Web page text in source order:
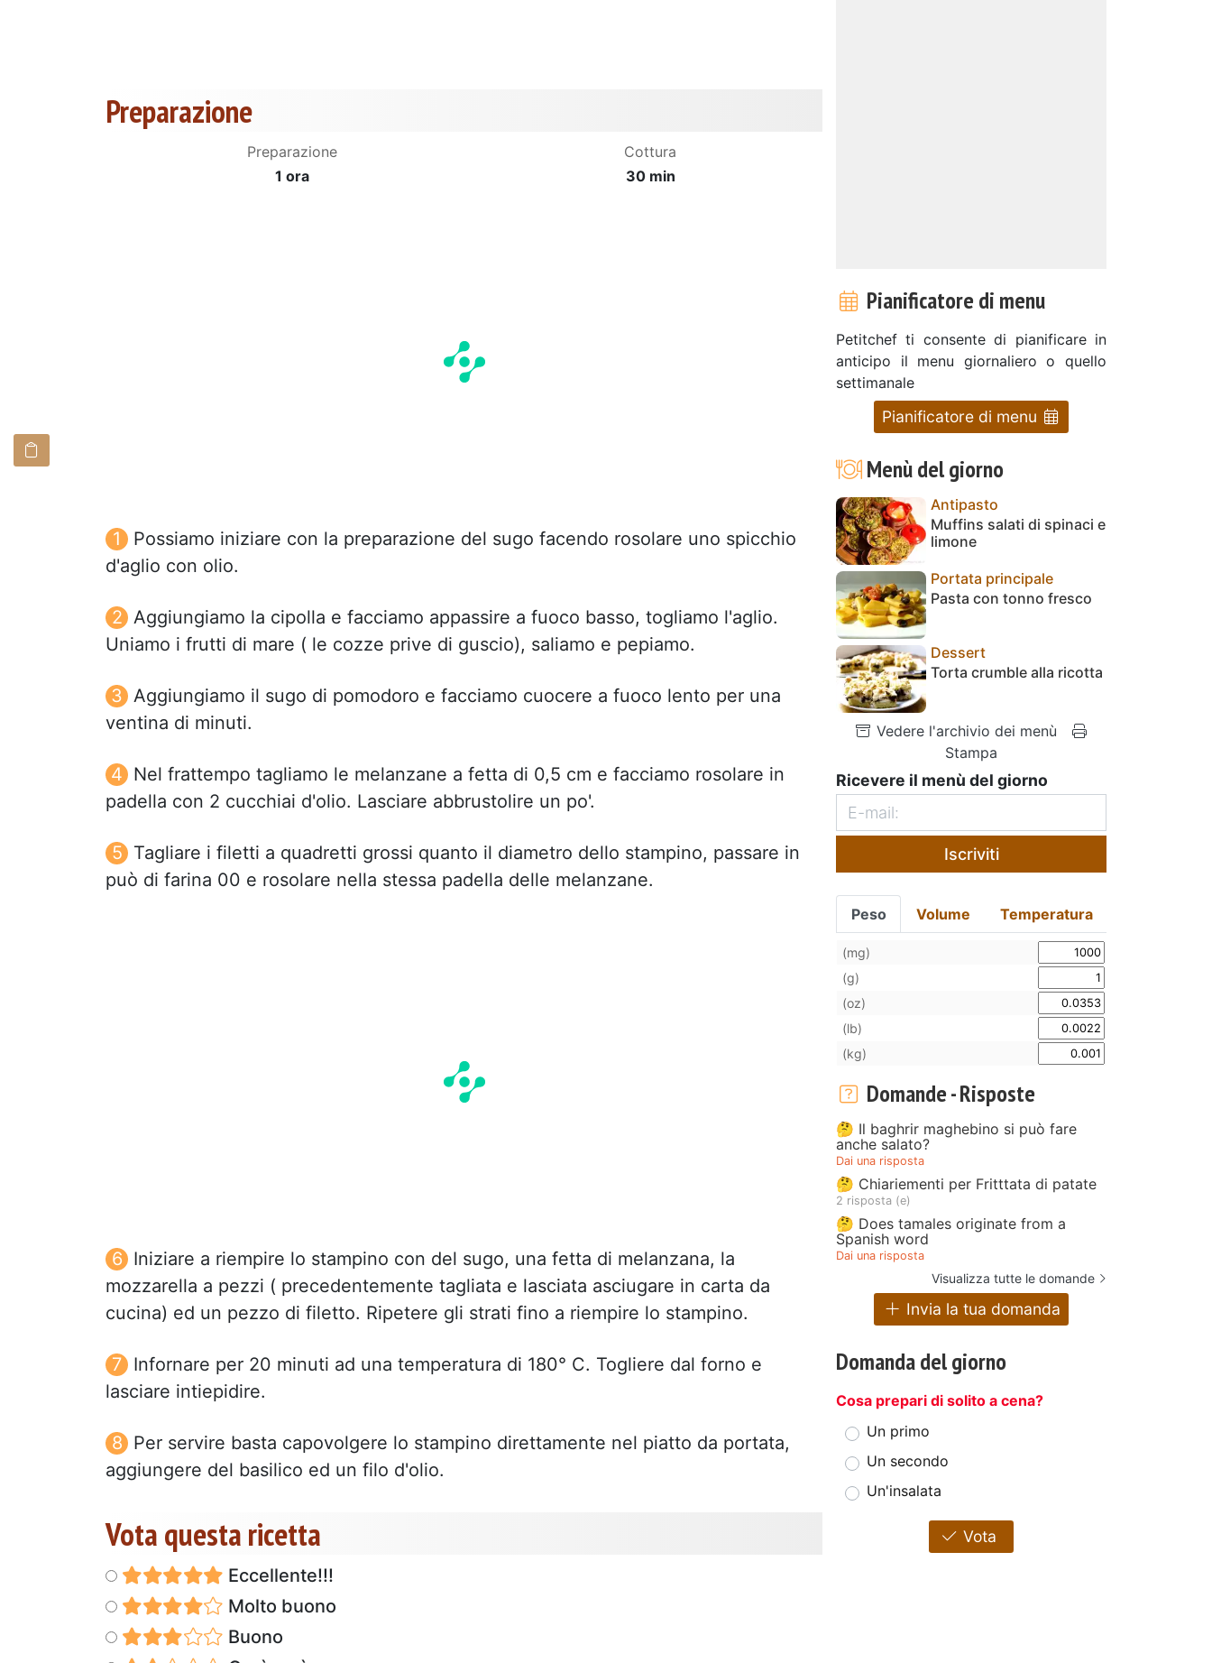
Preparazione
Preparazione
1 ora
Cottura
30 min
Possiamo iniziare con la preparazione del sugo facendo rosolare uno spicchio
d'aglio con olio.
Aggiungiamo la cipolla e facciamo appassire a fuoco basso, togliamo l'aglio.
Uniamo i frutti di mare ( le cozze prive di guscio), saliamo e pepiamo.
Aggiungiamo il sugo di pomodoro e facciamo cuocere a fuoco lento per una
ventina di minuti.
Nel frattempo tagliamo le melanzane a fetta di 0,5 cm e facciamo rosolare in
padella con 2 cucchiai d'olio. Lasciare abbrustolire un po'.
Tagliare i filetti a quadretti grossi quanto il diametro dello stampino, passare in
può di farina 00 e rosolare nella stessa padella delle melanzane.
Iniziare a riempire lo stampino con del sugo, una fetta di melanzana, la
mozzarella a pezzi ( precedentemente tagliata e lasciata asciugare in carta da
cucina) ed un pezzo di filetto. Ripetere gli strati fino a riempire lo stampino.
Infornare per 20 minuti ad una temperatura di 180° C. Togliere dal forno e
lasciare intiepidire.
Per servire basta capovolgere lo stampino direttamente nel piatto da portata,
aggiungere del basilico ed un filo d'olio.
Vota questa ricetta
Eccellente!!!
Molto buono
Buono
Pianificatore di menu
Petitchef ti consente di pianificare in
anticipo il menu giornaliero o quello
settimanale
Pianificatore di menu
Menù del giorno
Antipasto
Muffins salati di spinaci e
limone
Portata principale
Pasta con tonno fresco
Dessert
Torta crumble alla ricotta
Vedere l'archivio dei menù
Stampa
Ricevere il menù del giorno
Iscriviti
Peso Volume Temperatura
(mg)
(g)
(oz)
(lb)
(kg)
Domande - Risposte
🤔 Il baghrir maghebino si può fare
anche salato?
Dai una risposta
🤔 Chiariementi per Fritttata di patate
2 risposta (e)
🤔 Does tamales originate from a
Spanish word
Dai una risposta
Visualizza tutte le domande
Invia la tua domanda
Domanda del giorno
Cosa prepari di solito a cena?
Un primo
Un secondo
Un'insalata
Vota